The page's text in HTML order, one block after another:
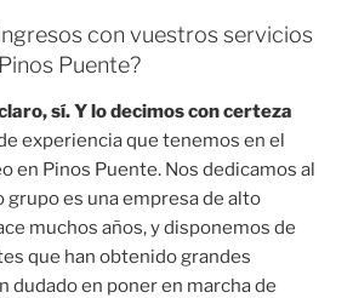
con vuestros servicios
Puente?
sí. Y lo decimos con certeza
experiencia que tenemos en el
en Pinos Puente. Nos dedicamos al
grupo es una empresa de alto
muchos años, y disponemos de
que han obtenido grandes
dudado en poner en marcha de